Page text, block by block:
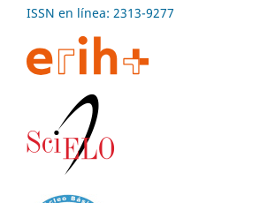
ISSN en línea: 2313-9277